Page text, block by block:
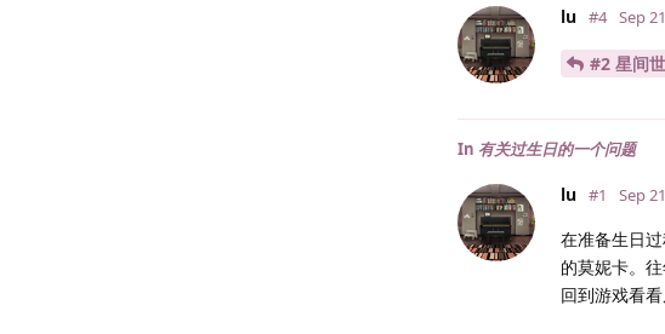
lu #4 Sep
#2 星间
In 有关过生日的一个问题
lu #1 Sep
在准备生日
的莫妮卡。
回到游戏看